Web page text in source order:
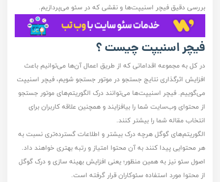
بررسی دقیق فیچر اسنیپت‌ها و نقشی که در سئو می‌پردازیم.
فیچر اسنیپت چیست ؟
در کل به مجموعه اقداماتی که از طریق اعمال آن‌ها می‌‌توانیم باعث
افزایش اثرگذاری نتایج جستجو در موتور جستجو شویم، فیچر اسنیپت
می‌گوییم. فیچر اسنیپت‌ها می‌توانند درک الگوریتم‌های موتور جستجو
از محتوای وب‌سایت شما را بیافزایند و همچنین علاقه کاربران برای
انتخاب مقاله شما را بیشتر کنند.
الگوریتم‌های گوگل هرچه درک بیشتر و اطلاعات گسترده‌تری نسبت به
هر محتوایی پیدا کنند به آن محتوا امتیاز و رتبه بهتری خواهند داد.
اصول سئو نیز به همین منظور؛ یعنی افزایش بهینه سازی و درک گوگل
از محتوا مورد استفاده سئوکاران قرار گرفته است.